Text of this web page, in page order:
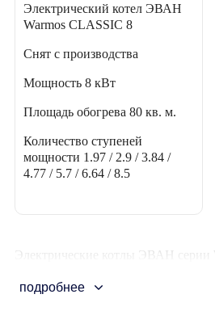
Электрический котел ЭВАН
Warmos CLASSIC 8
Снят с производства
Мощность 8 кВт
Площадь обогрева 80 кв. м.
Количество ступеней
мощности 1.97 / 2.9 / 3.84 /
4.77 / 5.7 / 6.64 / 8.5
Электрические котлы ЭВАН серии
подробнее